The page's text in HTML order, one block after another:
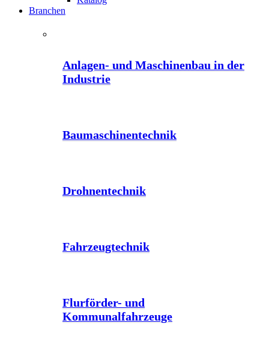
Branchen
Anlagen- und Maschinenbau in der
Industrie
Baumaschinentechnik
Drohnentechnik
Fahrzeugtechnik
Flurförder- und
Kommunalfahrzeuge